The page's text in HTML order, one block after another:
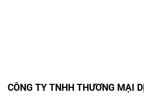
CÔNG TY TNHH THƯƠNG MẠI